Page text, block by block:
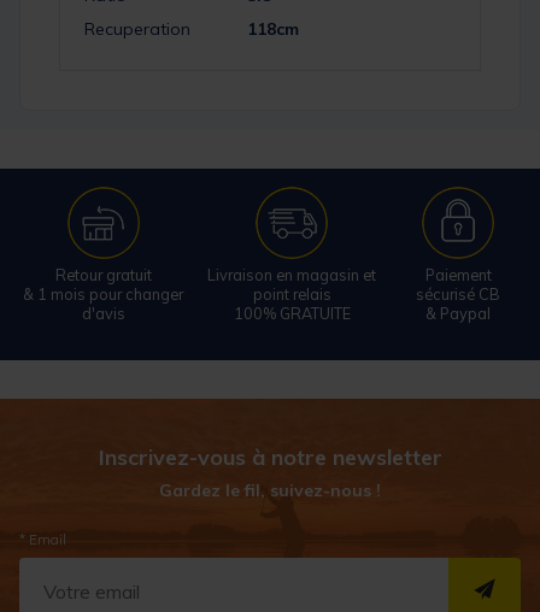
Recuperation
118cm
Retour gratuit
& 1 mois pour changer
d'avis
Livraison en magasin et
point relais
100% GRATUITE
Paiement
sécurisé CB
& Paypal
Inscrivez-vous à notre newsletter
Gardez le fil, suivez-nous !
* Email